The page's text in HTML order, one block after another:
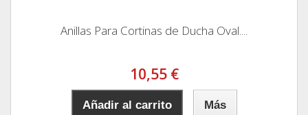
Anillas Para Cortinas de Ducha Oval....
10,55 €
Añadir al carrito Más